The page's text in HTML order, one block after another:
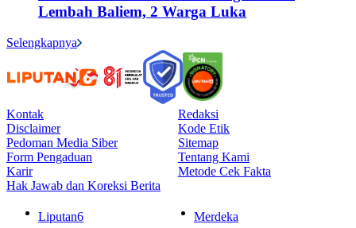
Lembah Baliem, 2 Warga Luka
Selengkapnya
Kontak
Redaksi
Disclaimer
Kode Etik
Pedoman Media Siber
Sitemap
Form Pengaduan
Tentang Kami
Karir
Metode Cek Fakta
Hak Jawab dan Koreksi Berita
Liputan6
Merdeka